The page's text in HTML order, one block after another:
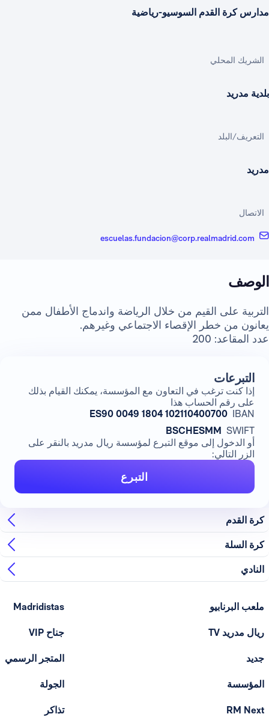
مدارس كرة القدم السوسيو-رياضية
الشريك المحلي
بلدية مدريد
التعريف/البلد
مدريد
الاتصال
escuelas.fundacion@corp.realmadrid.com
الوصف
التربية على القيم من خلال الرياضة واندماج الأطفال ممن
يعانون من خطر الإقصاء الاجتماعي وغيرهم.
عدد المقاعد: 200
التبرعات
إذا كنت ترغب في التعاون مع المؤسسة، يمكنك القيام بذلك
على رقم الحساب هذا
IBAN
ES90 0049 1804 102110400700
SWIFT
BSCHESMM
أو الدخول إلى موقع التبرع لمؤسسة ريال مدريد بالنقر على
الزر التالي:
التبرع
كرة القدم
كرة السلة
النادي
ملعب البرنابيو
ريال مدريد TV
جديد
المؤسسة
RM Next
Madridistas
جناح VIP
المتجر الرسمي
الجولة
تذاكر